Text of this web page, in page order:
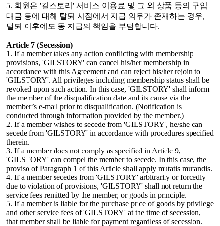
5. 회원은 '길스토리' 서비스 이용료 및 그 외 상품 등의 구입
대금 등에 대해 탈퇴 시점에서 지급 의무가 존재하는 경우,
탈퇴 이후에도 동 지급의 책임을 부담합니다.
Article 7 (Secession)
1. If a member takes any action conflicting with membership
provisions, 'GILSTORY' can cancel his/her membership in
accordance with this Agreement and can reject his/her rejoin to
'GILSTORY'. All privileges including membership status shall be
revoked upon such action. In this case, 'GILSTORY' shall inform
the member of the disqualification date and its cause via the
member’s e-mail prior to disqualification. (Notification is
conducted through information provided by the member.)
2. If a member wishes to secede from 'GILSTORY', he/she can
secede from 'GILSTORY' in accordance with procedures specified
therein.
3. If a member does not comply as specified in Article 9,
'GILSTORY' can compel the member to secede. In this case, the
proviso of Paragraph 1 of this Article shall apply mutatis mutandis.
4. If a member secedes from 'GILSTORY' arbitrarily or forcedly
due to violation of provisions, 'GILSTORY' shall not return the
service fees remitted by the member, or goods in principle.
5. If a member is liable for the purchase price of goods by privilege
and other service fees of 'GILSTORY' at the time of secession,
that member shall be liable for payment regardless of secession.